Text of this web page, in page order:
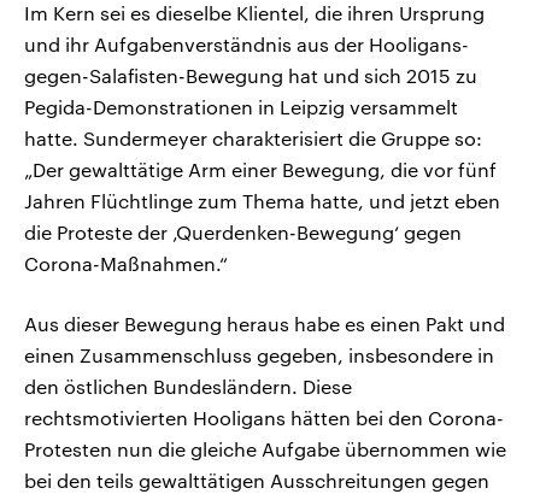
Im Kern sei es dieselbe Klientel, die ihren Ursprung
und ihr Aufgabenverständnis aus der Hooligans-
gegen-Salafisten-Bewegung hat und sich 2015 zu
Pegida-Demonstrationen in Leipzig versammelt
hatte. Sundermeyer charakterisiert die Gruppe so:
„Der gewalttätige Arm einer Bewegung, die vor fünf
Jahren Flüchtlinge zum Thema hatte, und jetzt eben
die Proteste der ‚Querdenken-Bewegung‘ gegen
Corona-Maßnahmen.“
Aus dieser Bewegung heraus habe es einen Pakt und
einen Zusammenschluss gegeben, insbesondere in
den östlichen Bundesländern. Diese
rechtsmotivierten Hooligans hätten bei den Corona-
Protesten nun die gleiche Aufgabe übernommen wie
bei den teils gewalttätigen Ausschreitungen gegen